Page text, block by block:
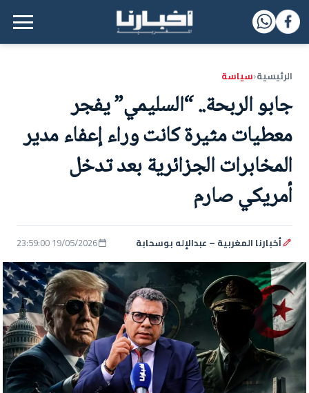
القائمة الرئيسية
الرئيسية‹سياسة
جابو الربحة.. “السليمي” يفجر
معطيات مثيرة كانت وراء إعفاء مدير
المخابرات الجزائرية بعد تدخل
أمريكي صارم
أخبارنا المغربية – عبدالإله بوسحابة 19/05/2026 23:59:00